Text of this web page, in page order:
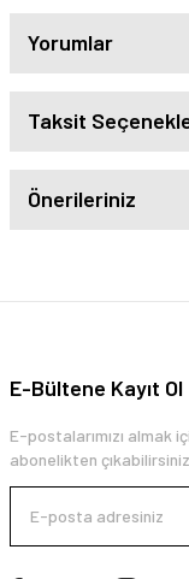
Yorumlar
Taksit
Önerileriniz
E-Bültene Kayıt Ol
E-postalarımızı almak
abonelikten çıkabilirsiniz.